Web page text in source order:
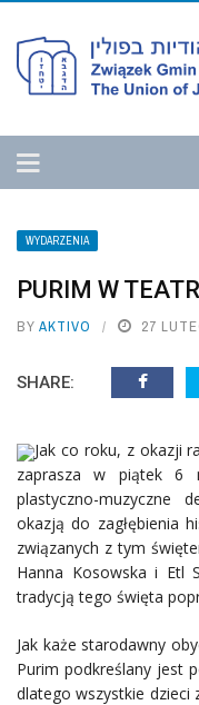
WYDARZENIA
PURIM W
BY AKTIVO 27
SHARE:
Jak co roku, z okazji
zaprasza w piątek 6
plastyczno-muzyczne
okazją do zagłębienia
związanych z tym
Hanna Kosowska i Etl
tradycją tego święta
Jak każe starodawny
Purim podkreślany jest
dlatego wszystkie